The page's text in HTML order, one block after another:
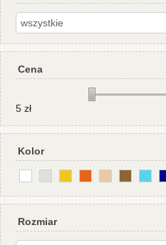
Cena
5 zł
Kolor
Rozmiar